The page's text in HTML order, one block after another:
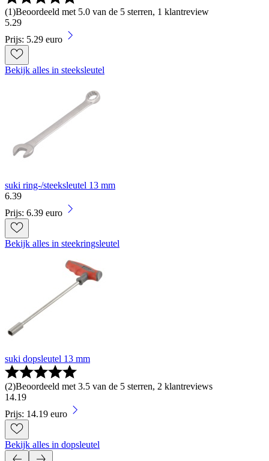
(1)Beoordeeld met 5.0 van de 5 sterren, 1 klantreview
5.29
Prijs: 5.29 euro
Bekijk alles in steeksleutel
suki ring-/steeksleutel 13 mm
6.39
Prijs: 6.39 euro
Bekijk alles in steekringsleutel
suki dopsleutel 13 mm
(2)Beoordeeld met 3.5 van de 5 sterren, 2 klantreviews
14.19
Prijs: 14.19 euro
Bekijk alles in dopsleutel